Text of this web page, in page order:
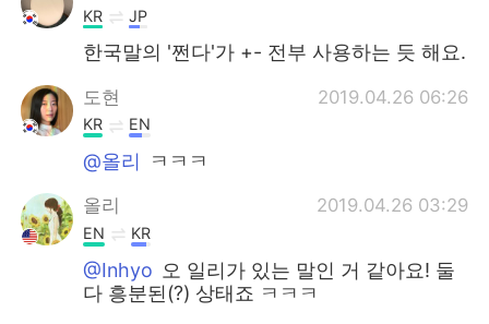
KR JP
한국말의 '쩐다'가 +- 전부 사용하는 듯 해요.
도현 2019.04.26 06:26
KR EN
@올리 ㅋㅋㅋ
올리 2019.04.26 03:29
EN KR
@Inhyo 오 일리가 있는 말인 거 같아요! 둘
다 흥분된(?) 상태죠 ㅋㅋㅋ